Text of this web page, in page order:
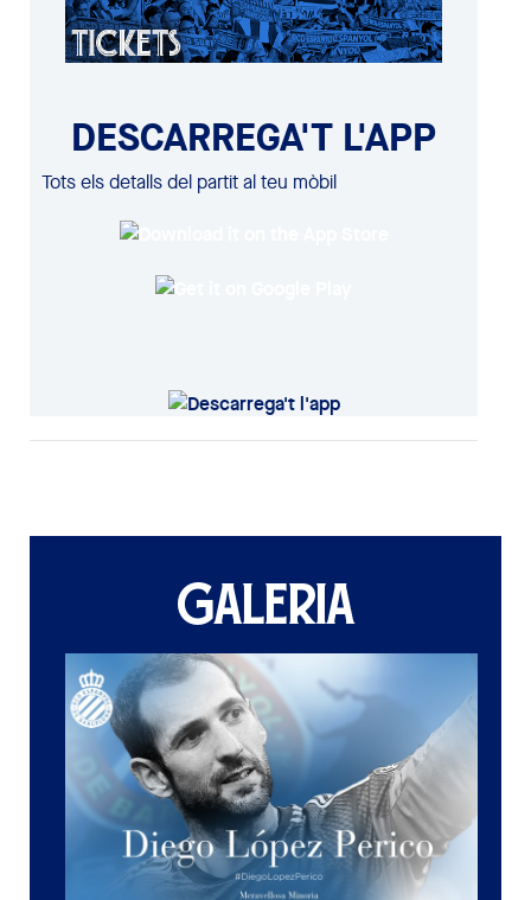
DESCARREGA'T L'APP
Tots els detalls del partit al teu mòbil
GALERIA